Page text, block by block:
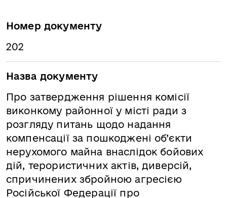
Номер документу
202
Назва документу
Про затвердження рішення комісії
виконкому районної у місті ради з
розгляду питань щодо надання
компенсації за пошкоджені об’єкти
нерухомого майна внаслідок бойових
дій, терористичних актів, диверсій,
спричинених збройною агресією
Російської Федерації про